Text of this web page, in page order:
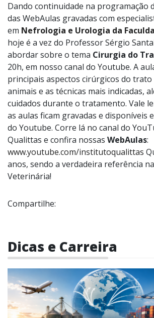
Dando continuidade na programação
das WebAulas gravadas com
em Nefrologia e Urologia da
hoje é a vez do Professor Sérgio
abordar sobre o tema Cirurgia do
20h, em nosso canal do Youtube. A
principais aspectos cirúrgicos do
animais e as técnicas mais indicadas,
cuidados durante o tratamento. Vale
as aulas ficam gravadas e disponíveis
do Youtube. Corre lá no canal do
Qualittas e confira nossas WebAulas:
www.youtube.com/institutoqualittas
anos, sendo a verdadeira referência
Veterinária!
Compartilhe:
Dicas e Carreira